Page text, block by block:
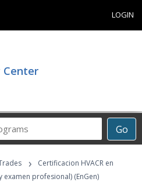
LOGIN
Center
Go
Career
›
Certificacion HVACR en
profesional) (EnGen)